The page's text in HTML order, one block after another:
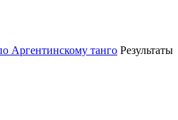
Аргентинскому танго Результаты